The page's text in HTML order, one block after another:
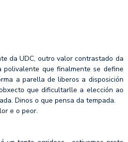
da UDC, outro valor contrastado da
polivalente que finalmente se define
a parella de liberos a disposición
que dificultarlle a elección ao
Dinos o que pensa da tempada.
e o peor.